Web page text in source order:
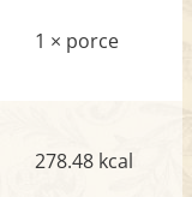
1 × porce
278.48 kcal